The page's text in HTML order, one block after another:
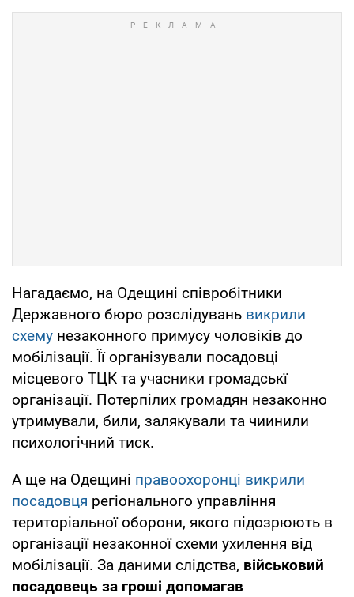
Нагадаємо, на Одещині співробітники
Державного бюро розслідувань викрили
схему незаконного примусу чоловіків до
мобілізації. Її організували посадовці
місцевого ТЦК та учасники громадськї
організації. Потерпілих громадян незаконно
утримували, били, залякували та чиинили
психологічний тиск.
А ще на Одещині правоохоронці викрили
посадовця регіонального управління
територіальної оборони, якого підозрюють в
організації незаконної схеми ухилення від
мобілізації. За даними слідства, військовий
посадовець за гроші допомагав